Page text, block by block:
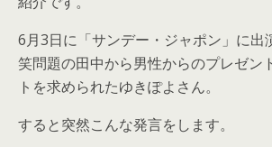
6月3日に「サンデー・ジャポン」に出
笑問題の田中から男性からのプレゼン
トを求められたゆきぽよさん。
すると突然こんな発言をします。